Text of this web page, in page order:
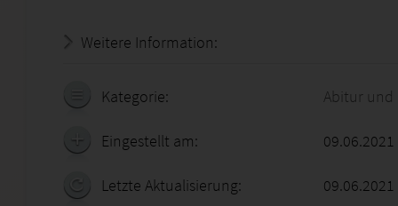
Weitere Information:
Kategorie: Abitur und
Eingestellt am:
Letzte Aktualisierung: 09.06.2021